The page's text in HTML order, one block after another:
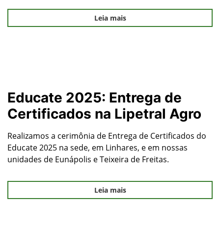
Leia mais
Educate 2025: Entrega de
Certificados na Lipetral Agro
Realizamos a cerimônia de Entrega de Certificados do
Educate 2025 na sede, em Linhares, e em nossas
unidades de Eunápolis e Teixeira de Freitas.
Leia mais